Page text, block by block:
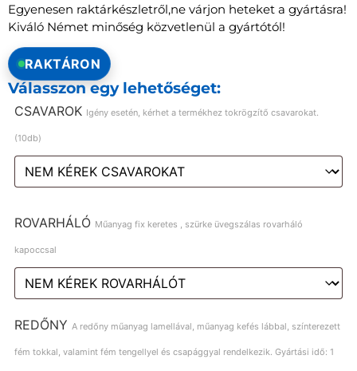
Egyenesen raktárkészletről,ne várjon heteket a gyártásra!
Kiváló Német minőség közvetlenül a gyártótól!
RAKTÁRON
Válasszon egy lehetőséget:
CSAVAROK Igény esetén, kérhet a termékhez tokrögzítő csavarokat.
(10db)
ROVARHÁLÓ Műanyag fix keretes , szürke üvegszálas rovarháló
kapoccsal
REDŐNY A redőny műanyag lamellával, műanyag kefés lábbal, színterezett
fém tokkal, valamint fém tengellyel és csapággyal rendelkezik. Gyártási idő: 1